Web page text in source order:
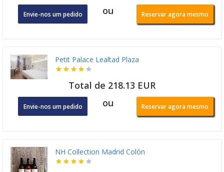
Envie-nos um pedido ou Reservar agora mesmo
Petit Palace Lealtad Plaza
Total de 218.13 EUR
Envie-nos um pedido ou Reservar agora mesmo
NH Collection Madrid Colón